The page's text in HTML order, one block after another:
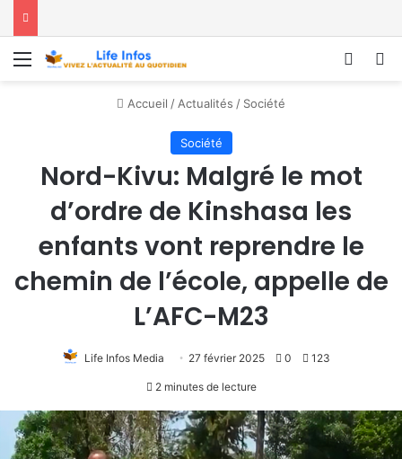
Menu
Accueil / Actualités / Société
Société
Nord-Kivu: Malgré le mot
d’ordre de Kinshasa les
enfants vont reprendre le
chemin de l’école, appelle de
L’AFC-M23
Life Infos Media 27 février 2025 0 123
2 minutes de lecture